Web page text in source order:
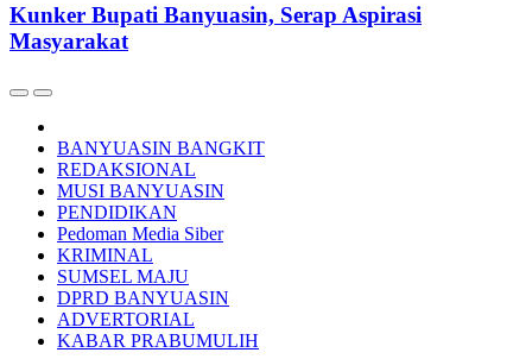
Kunker Bupati Banyuasin, Serap Aspirasi
Masyarakat
BANYUASIN BANGKIT
REDAKSIONAL
MUSI BANYUASIN
PENDIDIKAN
Pedoman Media Siber
KRIMINAL
SUMSEL MAJU
DPRD BANYUASIN
ADVERTORIAL
KABAR PRABUMULIH